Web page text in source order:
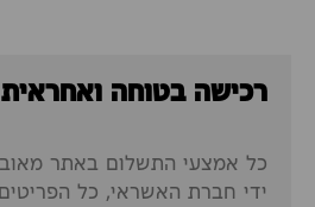
רכישה בטוחה ואחראית
כל אמצעי התשלום באתר
ידי חברת האשראי, כל